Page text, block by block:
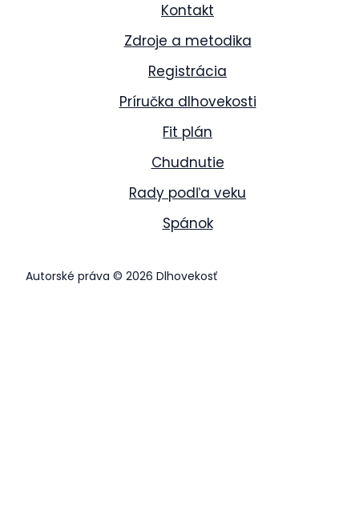
Kontakt
Zdroje a metodika
Registrácia
Príručka dlhovekosti
Fit plán
Chudnutie
Rady podľa veku
Spánok
Autorské práva © 2026 Dlhovekosť